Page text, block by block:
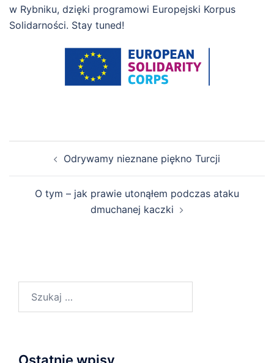
w Rybniku, dzięki programowi Europejski Korpus
Solidarności. Stay tuned!
Odrywamy nieznane piękno Turcji
O tym – jak prawie utonąłem podczas ataku
dmuchanej kaczki
Ostatnie wpisy